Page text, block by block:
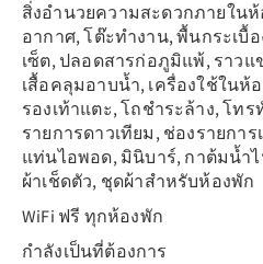
สิ่งอำนวยความสะดวกภายในห้
อากาศ, โต๊ะทำงาน, พื้นกระเบื้
เซ็ต, ปลอดสารก่อภูมิแพ้, ราวแ
เสื้อคลุมอาบน้ำ, เครื่องใช้ในห้
รองเท้าแตะ, โถชำระล้าง, โท
รายการดาวเทียม, ช่องรายกา
แท่นไอพอด, มินิบาร์, กาต้มน้ำ
ผ้าเช็ดตัว, ชุดผ้าสำหรับห้องพัก
WiFi ฟรี ทุกห้องพัก
กำลังเป็นที่ต้องการ